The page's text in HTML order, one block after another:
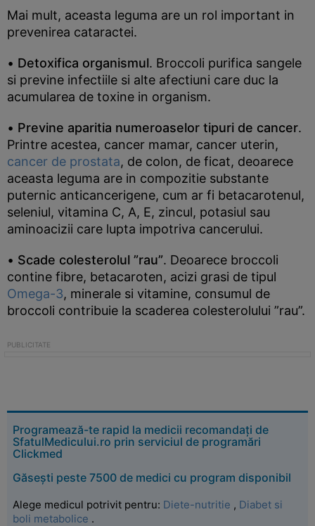
Mai mult, aceasta leguma are un rol important in
prevenirea cataractei.
• Detoxifica organismul. Broccoli purifica sangele
si previne infectiile si alte afectiuni care duc la
acumularea de toxine in organism.
• Previne aparitia numeroaselor tipuri de cancer.
Printre acestea, cancer mamar, cancer uterin,
cancer de prostata, de colon, de ficat, deoarece
aceasta leguma are in compozitie substante
puternic anticancerigene, cum ar fi betacarotenul,
seleniul, vitamina C, A, E, zincul, potasiul sau
aminoacizii care lupta impotriva cancerului.
• Scade colesterolul ”rau”. Deoarece broccoli
contine fibre, betacaroten, acizi grasi de tipul
Omega-3, minerale si vitamine, consumul de
broccoli contribuie la scaderea colesterolului ”rau”.
Programează-te rapid la medicii recomandați de
SfatulMedicului.ro prin serviciul de programări
Clickmed
Găsești peste 7500 de medici cu program disponibil
Alege medicul potrivit pentru: Diete-nutritie , Diabet si
boli metabolice .